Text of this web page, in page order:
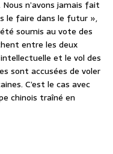
n’avons jamais fait
le faire dans le futur »,
soumis au vote des
entre les deux
et le vol des
sont accusées de voler
C’est le cas avec
chinois traîné en